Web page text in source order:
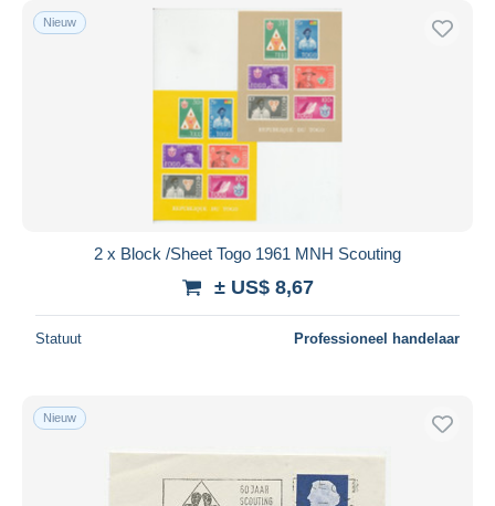
Nieuw
2 x Block /Sheet Togo 1961 MNH Scouting
± US$ 8,67
Statuut Professioneel handelaar
Nieuw